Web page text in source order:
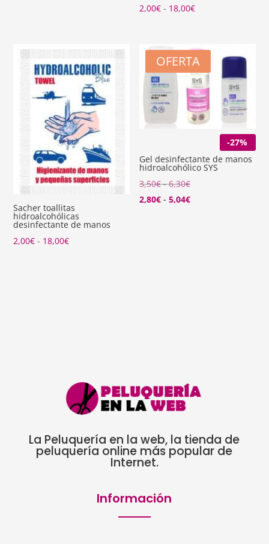
2,00€ - 18,00€Rango
desde
2,00€
hasta
18,00€
Sacher toallitas
hidroalcohólicas
desinfectante de manos
2,00€ - 18,00€Rango
OFERTA
-27%
Gel desinfectante de manos
hidroalcohólico SYS
3,50€ - 6,30€Rango
de
2,80€ - 5,04€Rango
La Peluquería en la web, la tienda de
peluquería online más popular de
Internet.
Información